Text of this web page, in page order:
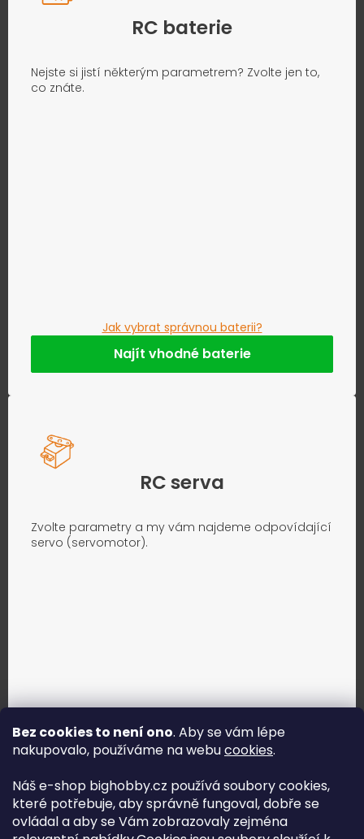
Bez cookies to není ono. Aby se vám lépe
nakupovalo, používáme na webucookies.
Náš e-shop bighobby.cz používá soubory cookies,
které potřebuje, aby správně fungoval, dobře se
ovládal a aby se Vám zobrazovaly zejména
RC baterie
Nejste si jistí některým parametrem? Zvolte jen to,
co znáte.
Jak vybrat správnou baterii?
Najít vhodné baterie
RC serva
Zvolte parametry a my vám najdeme odpovídající
servo (servomotor).
Jak vybrat správné servo?
Najít správné servo